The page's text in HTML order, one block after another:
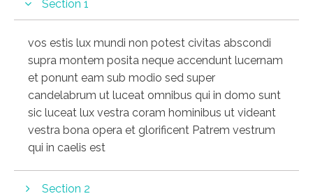
Section 1
vos estis lux mundi non potest civitas abscondi
supra montem posita neque accendunt lucernam
et ponunt eam sub modio sed super
candelabrum ut luceat omnibus qui in domo sunt
sic luceat lux vestra coram hominibus ut videant
vestra bona opera et glorificent Patrem vestrum
qui in caelis est
Section 2